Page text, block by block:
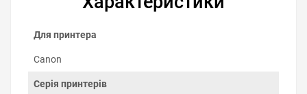
Для принтера
Canon
Серія принтерів